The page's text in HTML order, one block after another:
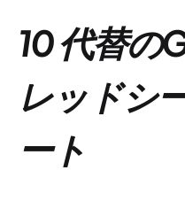
10 代替の
レッドシ
ート